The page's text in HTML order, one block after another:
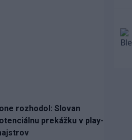
rozhodol: Slovan
prekážku v play-